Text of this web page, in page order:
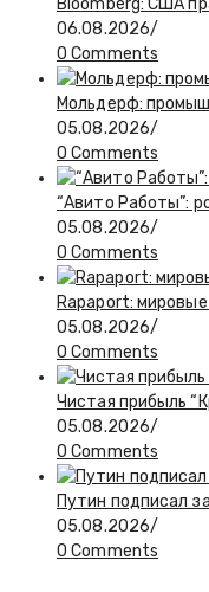
Bloomberg: США
06.08.2026/
0 Comments
Мольдерф:
05.08.2026/
0 Comments
“Авито Работы”:
05.08.2026/
0 Comments
Rapaport:
05.08.2026/
0 Comments
Чистая прибыль
05.08.2026/
0 Comments
Путин подписал
05.08.2026/
0 Comments